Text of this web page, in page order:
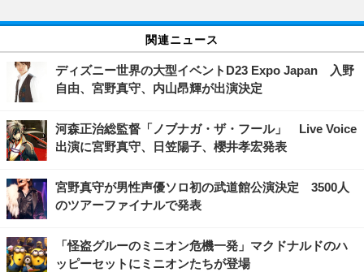
関連ニュース
ディズニー世界の大型イベントD23 Expo Japan 入野
自由、宮野真守、内山昂輝が出演決定
河森正治総監督「ノブナガ・ザ・フール」 Live Voice
出演に宮野真守、日笠陽子、櫻井孝宏発表
宮野真守が男性声優ソロ初の武道館公演決定 3500人
のツアーファイナルで発表
「怪盗グルーのミニオン危機一発」マクドナルドのハ
ッピーセットにミニオンたちが登場